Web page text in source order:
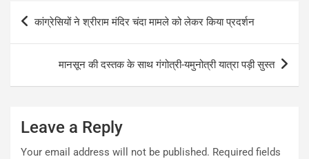
Post
navigation
कांग्रेसियों ने श्रीराम मंदिर चंदा मामले को लेकर किया प्रदर्शन
मानसून की दस्तक के साथ गंगोत्री-यमुनोत्री यात्रा पड़ी सुस्त
Leave a Reply
Your email address will not be published. Required fields